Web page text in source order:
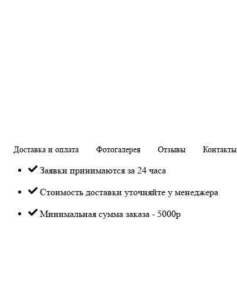
Доставка и оплата Фотогалерея Отзывы Контакты
Заявки принимаются за 24 часа
Стоимость доставки уточняйте у менеджера
Минимальная сумма заказа - 5000р